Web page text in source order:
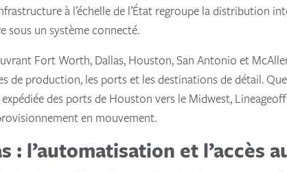
à l’échelle de l’État regroupe la distribution
sous un système connecté.
Fort Worth, Dallas, Houston, San Antonio et
de production, les ports et les destinations de détail.
des ports de Houston vers le Midwest,
en mouvement.
: l’automatisation et l’accès